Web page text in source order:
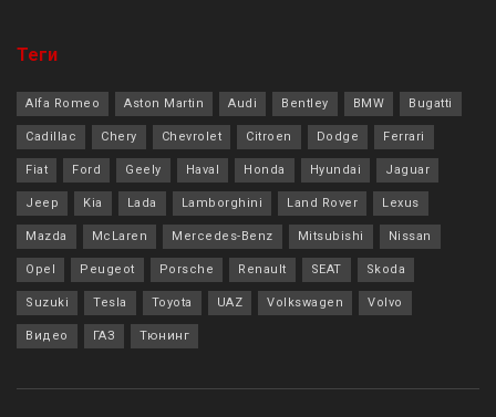
Теги
Alfa Romeo Aston Martin Audi Bentley BMW Bugatti
Cadillac Chery Chevrolet Citroen Dodge Ferrari
Fiat Ford Geely Haval Honda Hyundai Jaguar
Jeep Kia Lada Lamborghini Land Rover Lexus
Mazda McLaren Mercedes-Benz Mitsubishi Nissan
Opel Peugeot Porsche Renault SEAT Skoda
Suzuki Tesla Toyota UAZ Volkswagen Volvo
Видео ГАЗ Тюнинг